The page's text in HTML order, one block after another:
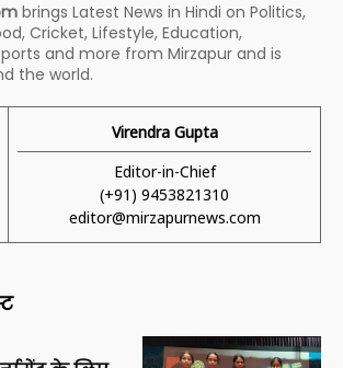
brings Latest News in Hindi on Politics,
Cricket, Lifestyle, Education,
and more from Mirzapur and is
the world.
Virendra Gupta
Editor-in-Chief
(+91) 9453821310
editor@mirzapurnews.com